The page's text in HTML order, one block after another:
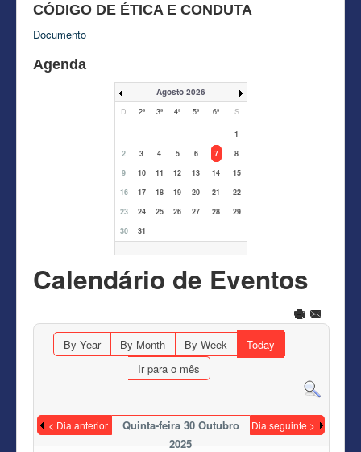
CÓDIGO DE ÉTICA E CONDUTA
Documento
Agenda
Agosto 2026
D 2ª 3ª 4ª 5ª 6ª S
1
2
3 4 5 6 7
8
9
10 11 12 13 14
15
16
17 18 19 20 21
22
23
24 25 26 27 28
29
30
31
Calendário de Eventos
By Year By Month By Week
Today
Ir para o mês
< Dia anterior
Quinta-feira 30 Outubro
2025
Dia seguinte >